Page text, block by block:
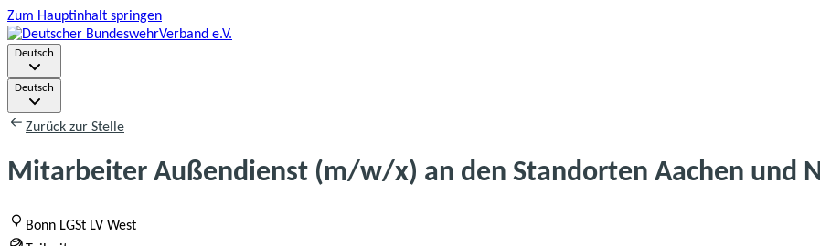
Zum Hauptinhalt springen
Deutsch
Deutsch
Zurück zur Stelle
Mitarbeiter Außendienst (m/w/x) an den Standorten Aachen und
Bonn LGSt LV West